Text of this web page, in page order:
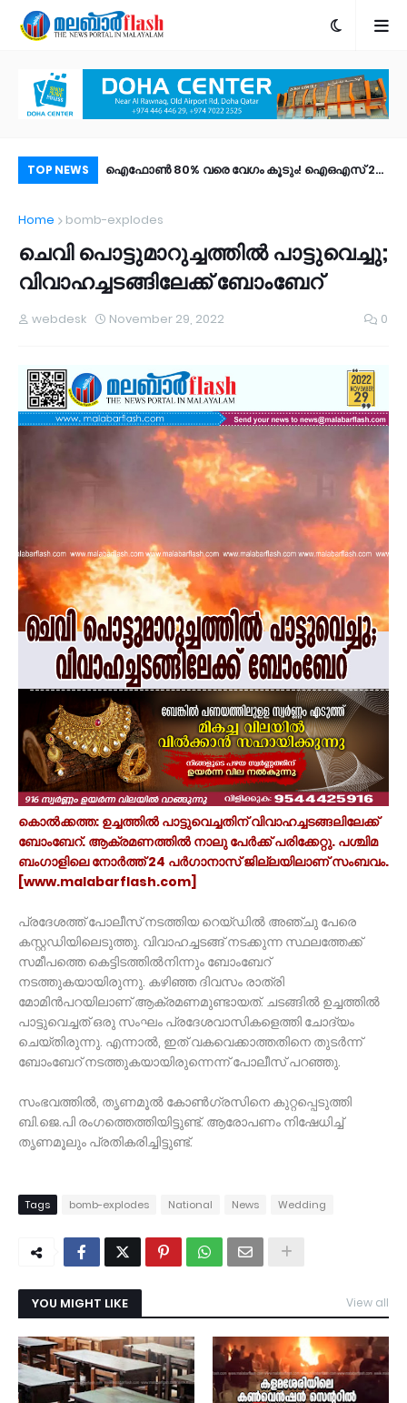
TOP NEWS
ഷോറും
ഐഫോൺ 80% വരെ വേഗം കൂടും! ഐഒഎസ് 27
എങ്ങനെ ഡൗൺലോഡ് ചെയ്യാം?
Home
bomb-explodes
ചെവി പൊട്ടുമാറുച്ചത്തിൽ പാട്ടുവെച്ചു;
വിവാഹച്ചടങ്ങിലേക്ക് ബോംബേറ്
webdesk November 29, 2022 0
കൊൽക്കത്ത: ഉച്ചത്തിൽ പാട്ടുവെച്ചതിന് വിവാഹച്ചടങ്ങലിലേക്ക്
ബോംബേറ്. ആക്രമണത്തിൽ നാലു പേർക്ക് പരിക്കേറ്റു. പശ്ചിമ
ബംഗാളിലെ നോർത്ത് 24 പർഗാനാസ് ജില്ലയിലാണ് സംബവം.
[www.malabarflash.com]
പ്രദേശത്ത് പോലീസ് നടത്തിയ റെയ്ഡിൽ അഞ്ചു പേരെ
കസ്റ്റഡിയിലെടുത്തു. വിവാഹച്ചടങ്ങ് നടക്കുന്ന സ്ഥലത്തേക്ക്
സമീപത്തെ കെട്ടിടത്തിൽനിന്നും ബോംബേറ്
നടത്തുകയായിരുന്നു. കഴിഞ്ഞ ദിവസം രാത്രി
മോമിൻപറയിലാണ് ആക്രമണമുണ്ടായത്. ചടങ്ങിൽ ഉച്ചത്തിൽ
പാട്ടുവെച്ചത് ഒരു സംഘം പ്രദേശവാസികളെത്തി ചോദ്യം
ചെയ്തിരുന്നു. എന്നാൽ, ഇത് വകവെക്കാത്തതിനെ തുടർന്ന്
ബോംബേറ് നടത്തുകയായിരുന്നെന്ന് പോലീസ് പറഞ്ഞു.
സംഭവത്തിൽ, തൃണമൂൽ കോൺഗ്രസിനെ കുറ്റപ്പെടുത്തി
ബി.ജെ.പി രംഗത്തെത്തിയിട്ടുണ്ട്. ആരോപണം നിഷേധിച്ച്
തൃണമൂലും പ്രതികരിച്ചിട്ടുണ്ട്.
Tags bomb-explodes National News Wedding
YOU MIGHT LIKE View all